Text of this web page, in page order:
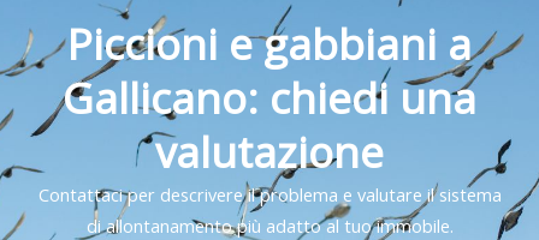
Piccioni e gabbiani a
Gallicano: chiedi una
valutazione
Contattaci per descrivere il problema e valutare il sistema
di allontanamento più adatto al tuo immobile.